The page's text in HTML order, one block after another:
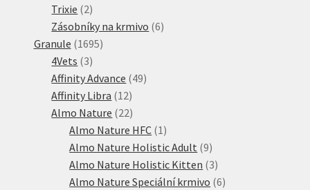
produktů
Trixie 22
produkty
Zásobníky na krmivo 66
Granule 16951695
4Vets 33
produkty
Affinity Advance 4949
Affinity Libra 1212
produktů
Almo Nature 2222
produktů
Almo Nature HFC 1 1
produkt
Almo Nature Holistic Adult 99
produktů
Almo Nature Holistic Kitten 33
produkty
Almo Nature Speciální krmivo 66